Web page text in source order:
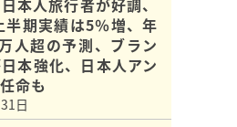
本人旅行者が好調、
半期実績は5％増、年
人超の予測、ブラン
本強化、日本人アン
命も
日